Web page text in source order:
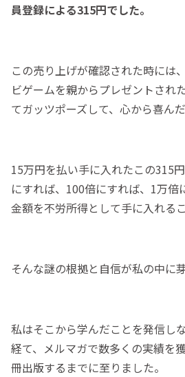
員登録による315円でした。
この売り上げが確認された時には
ビゲームを親からプレゼントされ
てガッツポーズして、心から喜んだ
15万円を払い手に入れたこの315
にすれば、100倍にすれば、1万倍
金額を不労所得として手に入れる
そんな謎の根拠と自信が私の中に
私はそこから学んだことを発信し
経て、メルマガで数多くの実績を
冊出版するまでに至りました。